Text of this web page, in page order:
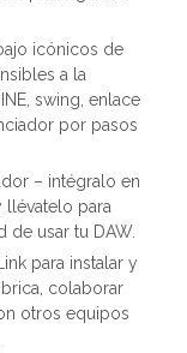
icónicos de
a la
swing, enlace
por pasos
– intégralo en
llévatelo para
de usar tu DAW.
para instalar y
colaborar
otros equipos